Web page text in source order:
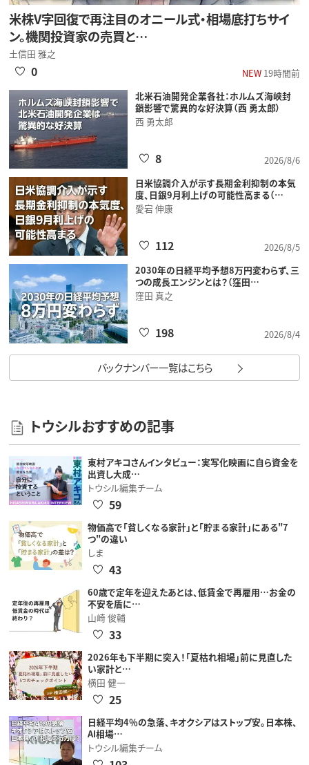
米株V字回復で再注目のオニール式・相場底打ちサイ
ン。機関投資家の売買と…
土信田 雅之
NEW19時間前
0
北米石油開発企業各社：ホルムズ海峡封
鎖影響で驚異的な好決算（西 勇太郎）
西 勇太郎
2026/8/6
8
日米協調介入が示す長期金利抑制の本気
度、日銀9月利上げの可能性高まる（…
愛宕 伸康
2026/8/5
112
2030年の日経平均予想8万円変わらず、三
つの成長エンジンとは？（窪田…
窪田 真之
2026/8/4
198
バックナンバー一覧はこちら
トウシルおすすめの記事
東村アキコさんインタビュー：実写化映画に自ら資金を
出資し大成…
トウシル編集チーム
59
物価高で「貧しくなる家計」と「貯まる家計」にある"7
つ"の違い
しま
43
60歳で定年を迎えたあとは、低賃金で再雇用…お金の
不安を盾に…
山崎 俊輔
33
2026年も下半期に突入！「夏枯れ相場」前に見直した
い家計と…
横田 健一
25
日経平均4％の急落、キオクシアはストップ安。日本株、
AI相場…
トウシル編集チーム